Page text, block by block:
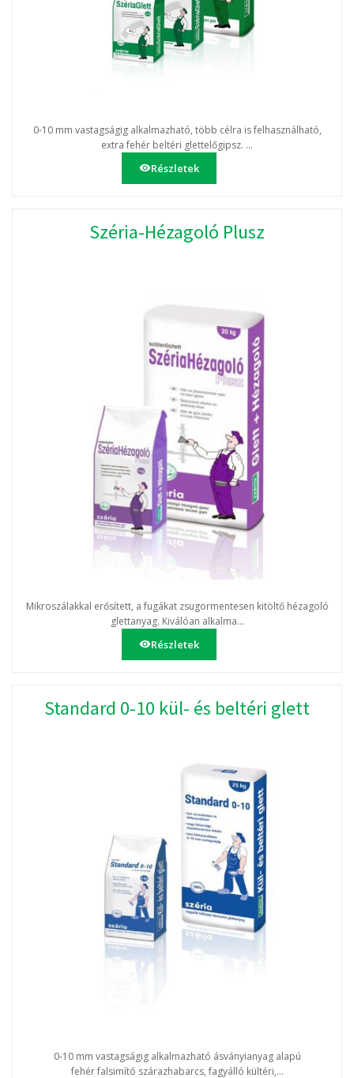
0-10 mm vastagságig alkalmazható, több célra is felhasználható,
extra fehér beltéri glettelőgipsz. ...
Részletek
Széria-Hézagoló Plusz
Mikroszálakkal erősített, a fugákat zsugormentesen kitöltő hézagoló
glettanyag. Kiválóan alkalma...
Részletek
Standard 0-10 kül- és beltéri glett
0-10 mm vastagságig alkalmazható ásványianyag alapú
fehér falsimító szárazhabarcs, fagyálló kültéri,...